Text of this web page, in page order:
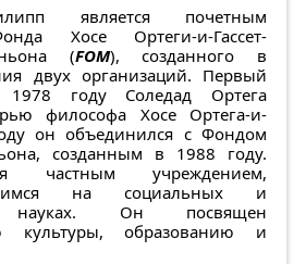
является почетным
Хосе Ортеги-и-Гассет-
(FOM), созданного в
двух организаций. Первый
году Соледад Ортега
философа Хосе Ортега-и-
он объединился с Фондом
созданным в 1988 году.
частным учреждением,
на социальных и
науках. Он посвящен
культуры, образованию и